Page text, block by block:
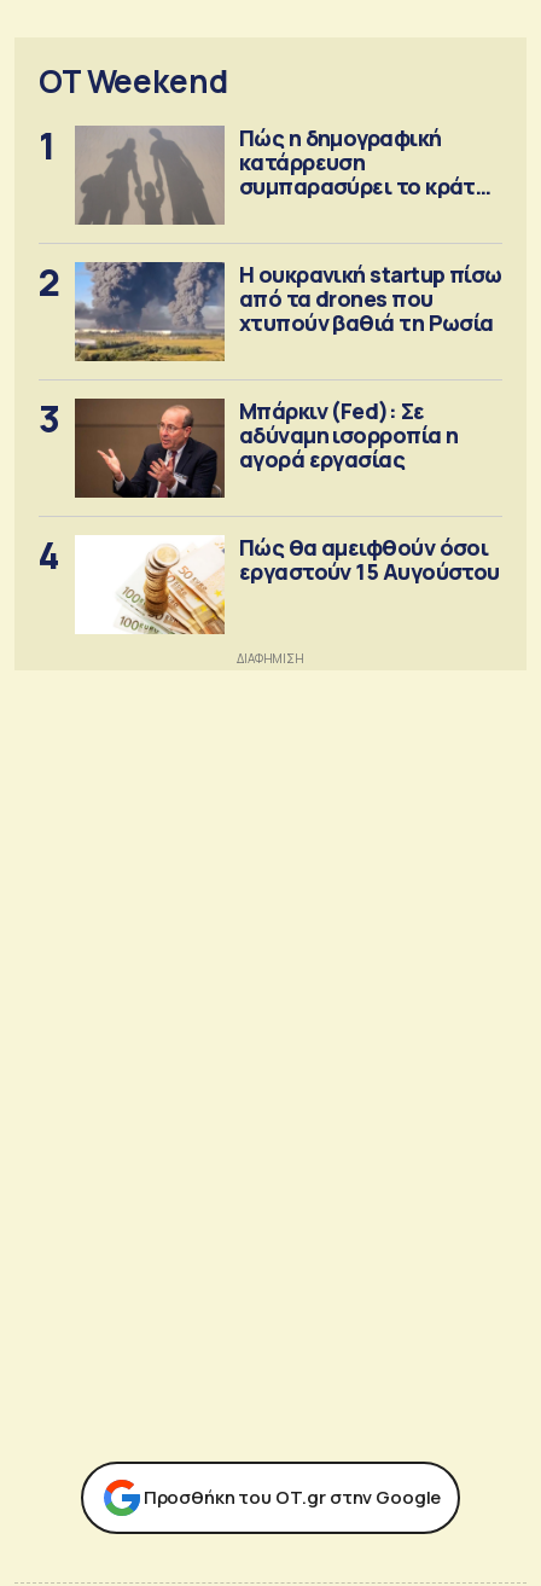
OT Weekend
1
Πώς η δημογραφική
κατάρρευση
συμπαρασύρει το κράτος
2
Η ουκρανική startup πίσω
από τα drones που
χτυπούν βαθιά τη Ρωσία
3
Μπάρκιν (Fed): Σε
αδύναμη ισορροπία η
αγορά εργασίας
4
Πώς θα αμειφθούν όσοι
εργαστούν 15 Αυγούστου
Προσθήκη του ΟΤ.gr στην Google